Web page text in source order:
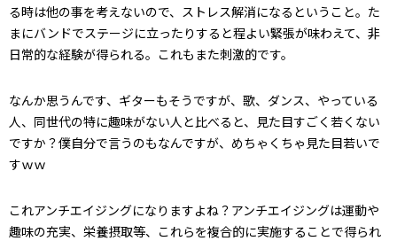
る時は他の事を考えないので、ストレス解消になるということ。た
まにバンドでステージに立ったりすると程よい緊張が味わえて、非
日常的な経験が得られる。これもまた刺激的です。
なんか思うんです、ギターもそうですが、歌、ダンス、やっている
人、同世代の特に趣味がない人と比べると、見た目すごく若くない
ですか？僕自分で言うのもなんですが、めちゃくちゃ見た目若いで
すｗｗ
これアンチエイジングになりますよね？アンチエイジングは運動や
趣味の充実、栄養摂取等、これらを複合的に実施することで得られ